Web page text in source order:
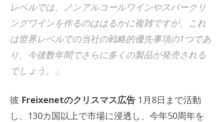
レベルでは、ノンアルコールワインやスパークリ
ングワインを作るのははるかに複雑ですが、これ
は世界レベルでの当社の戦略的優先事項の1つであ
り、今後数年間でさらに多くの製品が発売される
でしょう。」
彼 Freixenetのクリスマス広告 1月8日まで活動
し、130カ国以上で市場に浸透し、今年50周年を